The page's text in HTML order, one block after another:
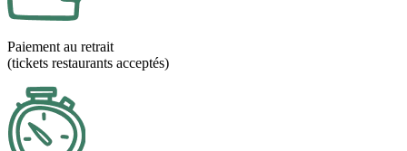
Paiement au retrait
(tickets restaurants acceptés)